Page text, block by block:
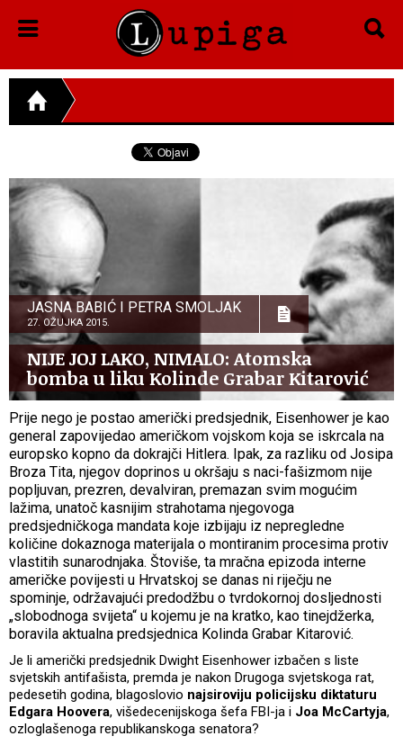
JASNA BABIĆ I PETRA SMOLJAK
27. OŽUJKA 2015.
NIJE JOJ LAKO, NIMALO: Atomska
bomba u liku Kolinde Grabar Kitarović
Prije nego je postao američki predsjednik, Eisenhower je kao
general zapovijedao američkom vojskom koja se iskrcala na
europsko kopno da dokrajči Hitlera. Ipak, za razliku od Josipa
Broza Tita, njegov doprinos u okršaju s naci-fašizmom nije
popljuvan, prezren, devalviran, premazan svim mogućim
lažima, unatoč kasnijim strahotama njegovoga
predsjedničkoga mandata koje izbijaju iz nepregledne
količine dokaznoga materijala o montiranim procesima protiv
vlastitih sunarodnjaka. Štoviše, ta mračna epizoda interne
američke povijesti u Hrvatskoj se danas ni riječju ne
spominje, održavajući predodžbu o tvrdokornoj dosljednosti
„slobodnoga svijeta“ u kojemu je na kratko, kao tinejdžerka,
boravila aktualna predsjednica Kolinda Grabar Kitarović.
Je li američki predsjednik Dwight Eisenhower izbačen s liste
svjetskih antifašista, premda je nakon Drugoga svjetskoga rat,
pedesetih godina, blagoslovio najsiroviju policijsku diktaturu
Edgara Hoovera, višedecenijskoga šefa FBI-ja i Joa McCartyja,
ozloglašenoga republikanskoga senatora?